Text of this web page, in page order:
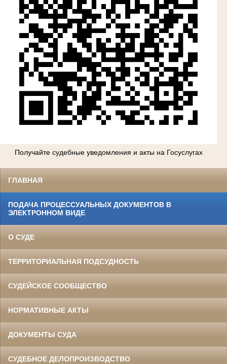
Получайте судебные уведомления и акты на Госуслугах
ГЛАВНАЯ
ПОДАЧА ПРОЦЕССУАЛЬНЫХ ДОКУМЕНТОВ В
ЭЛЕКТРОННОМ ВИДЕ
О СУДЕ
ТЕРРИТОРИАЛЬНАЯ ПОДСУДНОСТЬ
СУДЕЙСКОЕ СООБЩЕСТВО
НОРМАТИВНЫЕ АКТЫ
ДОКУМЕНТЫ СУДА
СУДЕБНОЕ ДЕЛОПРОИЗВОДСТВО